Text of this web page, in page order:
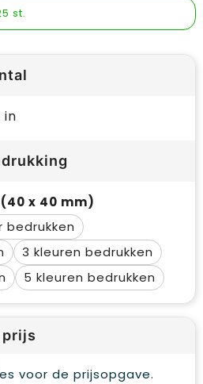
st.
in
x 40 mm)
3
5
voor de prijsopgave.